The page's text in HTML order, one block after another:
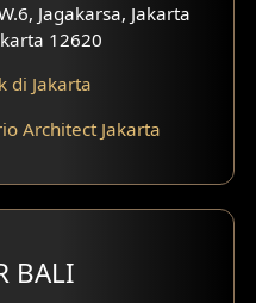
Jagakarsa, Jakarta
12620
di Jakarta
Architect Jakarta
BALI